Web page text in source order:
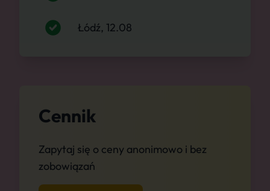
Łódź, 12.08
Cennik
Zapytaj się o ceny anonimowo i bez
zobowiązań